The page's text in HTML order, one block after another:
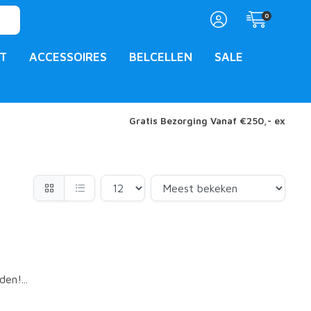
0
ACCESSOIRES BELCELLEN SALE
Gratis Bezorging Vanaf €250,- ex